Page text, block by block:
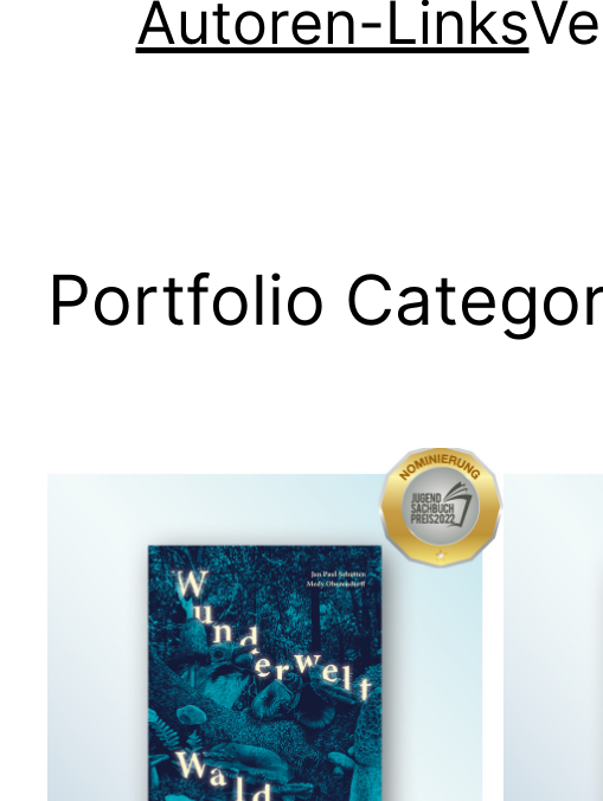
Autoren-Links
Portfolio